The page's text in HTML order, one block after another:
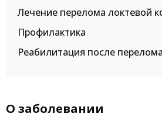
Лечение перелома локтевой
Профилактика
Реабилитация после
О заболевании